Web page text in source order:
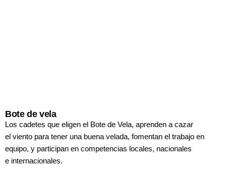
Bote de vela
Los cadetes que eligen el Bote de Vela, aprenden a cazar
el viento para tener una buena velada, fomentan el trabajo en
equipo, y participan en competencias locales, nacionales
e internacionales.